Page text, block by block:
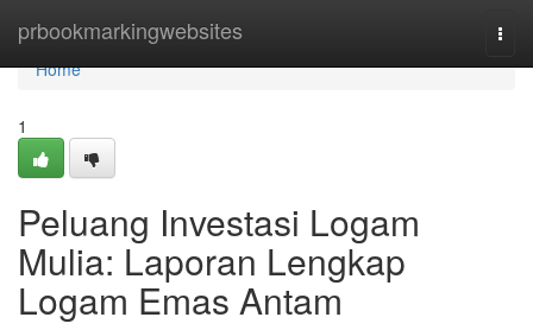
prbookmarkingwebsites
Home
Home
1
Peluang Investasi Logam
Mulia: Laporan Lengkap
Logam Emas Antam